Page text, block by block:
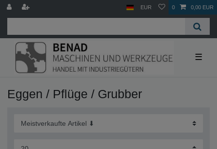
EUR 0 0,00 EUR
☰
Eggen / Pflüge / Grubber